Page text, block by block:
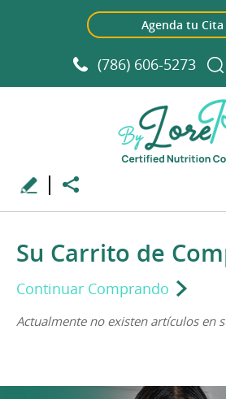
Agenda tu Cita
(786) 606-5273
Su Carrito de
Continuar Comprando
Actualmente no existen artículos en